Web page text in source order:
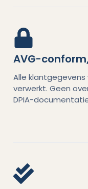
AVG-
Alle
verwerkt. Geen
DPIA-